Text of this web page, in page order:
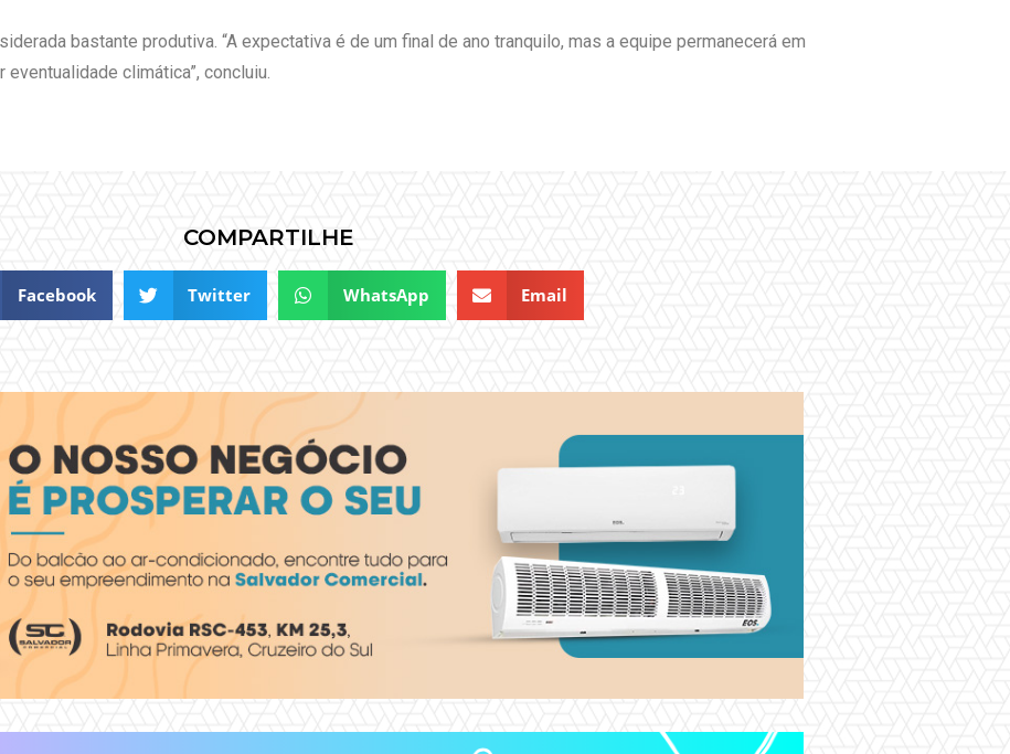
bastante produtiva. “A expectativa é de um final de ano tranquilo, mas a equipe permanecerá em
climática”, concluiu.
COMPARTILHE
Facebook Twitter WhatsApp Email